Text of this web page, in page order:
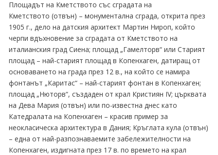
Площадът на Кметството със сградата на
Кметството (отвън) – монументална сграда, открита през
1905 г., дело на датския архитект Мартин Нироп, който
черпи вдъхновение за сградата от Кметството на
италианския град Сиена; площад „Гамелторв“ или Старият
площад – най-старият площад в Копенхаген, датиращ от
основаването на града през 12 в., на който се намира
фонтанът „Каритас“ – най-старият фонтан в Копенхаген;
площад „Нюторв“, създаден от крал Кристиян IV; църквата
на Дева Мария (отвън) или по-известна днес като
Катедралата на Копенхаген – красив пример за
неокласическа архитектура в Дания; Кръглата кула (отвън)
– една от най-разпознаваемите забележителности на
Копенхаген, издигната през 17 в. по времето на крал